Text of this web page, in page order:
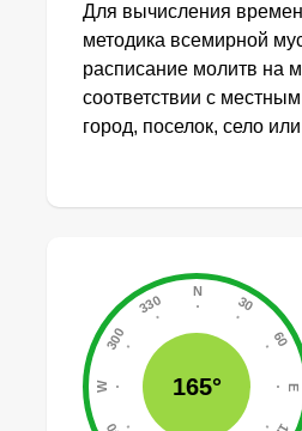
Для вычисления
методика всемирной
расписание молитв на
соответствии с
город, поселок, село
165°